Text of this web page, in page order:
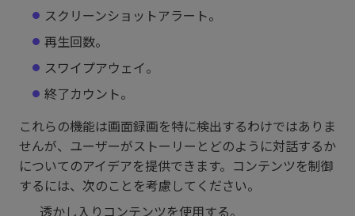
スクリーンショットアラート。
再生回数。
スワイプアウェイ。
終了カウント。
これらの機能は画面録画を特に検出するわけではありま
せんが、ユーザーがストーリーとどのように対話するか
についてのアイデアを提供できます。コンテンツを制御
するには、次のことを考慮してください。
透かし入りコンテンツを使用する。